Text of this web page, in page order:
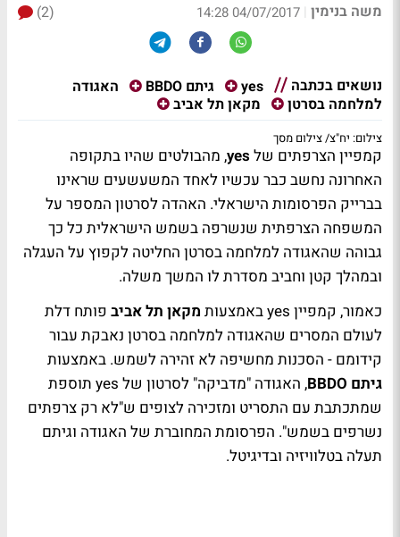
משה בנימין |
04/07/2017 14:28
(2)
נושאים בכתבה yes גיתם BBDO
האגודה
למלחמה בסרטן
מקאן תל אביב
צילום: יח"צ/ צילום מסך
קמפיין הצרפתים של yes, מהבולטים שהיו בתקופה
האחרונה נחשב כבר עכשיו לאחד המשעשעים שראינו
בברייק הפרסומות הישראלי. האהדה לסרטון המספר על
המשפחה הצרפתית שנשרפה בשמש הישראלית כל כך
גבוהה שהאגודה למלחמה בסרטן החליטה לקפוץ על העגלה
ובמהלך קטן וחביב מסדרת לו המשך משלה.
כאמור, קמפיין yes באמצעות
מקאן תל אביב פותח דלת
לעולם המסרים שהאגודה למלחמה בסרטן נאבקת עבור
קידומם - הסכנות מחשיפה לא זהירה לשמש. באמצעות
גיתם BBDO
, האגודה "מדביקה" לסרטון של yes תוספת
שמתכתבת עם התסריט ומזכירה לצופים ש"לא רק צרפתים
נשרפים בשמש". הפרסומת המחוברת של האגודה וגיתם
תעלה בטלוויזיה ובדיגיטל.